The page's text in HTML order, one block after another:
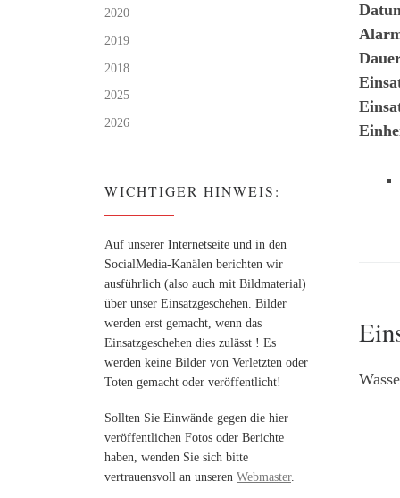
2020
2019
2018
2025
2026
WICHTIGER HINWEIS:
Auf unserer Internetseite und in den
SocialMedia-Kanälen berichten wir
ausführlich (also auch mit Bildmaterial)
über unser Einsatzgeschehen. Bilder
werden erst gemacht, wenn das
Einsatzgeschehen dies zulässt ! Es
werden keine Bilder von Verletzten oder
Toten gemacht oder veröffentlicht!
Sollten Sie Einwände gegen die hier
veröffentlichen Fotos oder Berichte
haben, wenden Sie sich bitte
vertrauensvoll an unseren Webmaster.